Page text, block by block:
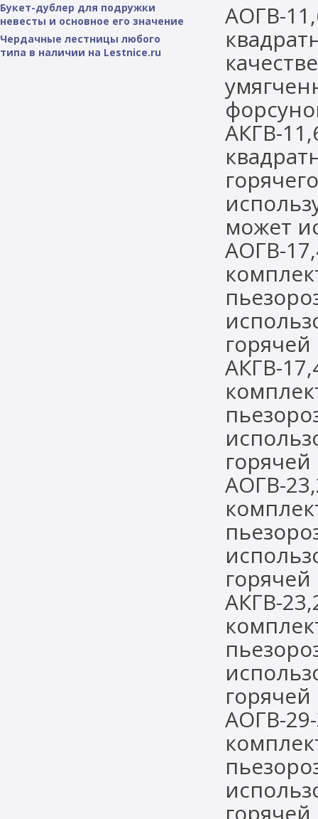
Букет-дублер для подружки
невесты и основное его значение
Чердачные лестницы любого
типа в наличии на Lestnice.ru
АОГВ-
АКГВ-
может
АОГВ-
АКГВ-
АОГВ-
АКГВ-
АОГВ-